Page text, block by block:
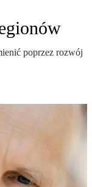
poprzez rozwój